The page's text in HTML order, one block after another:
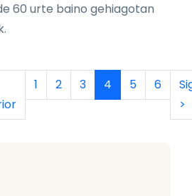
60 urte baino gehiagotan
anteriorPágina
1 Página
2 Página
3 Página actual
4 Página
5 Página
6
>